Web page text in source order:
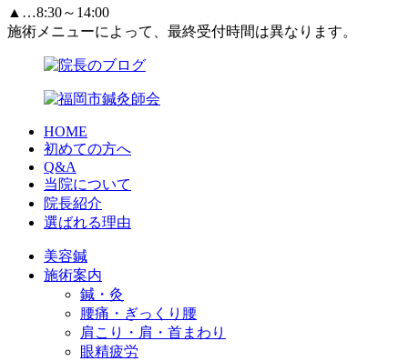
▲…8:30～14:00
施術メニューによって、最終受付時間は異なります。
HOME
初めての方へ
Q&A
当院について
院長紹介
選ばれる理由
美容鍼
施術案内
鍼・灸
腰痛・ぎっくり腰
肩こり・肩・首まわり
眼精疲労